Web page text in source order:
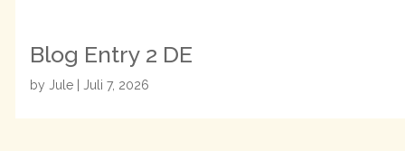
Blog Entry 2 DE
by Jule Juli 7, 2026